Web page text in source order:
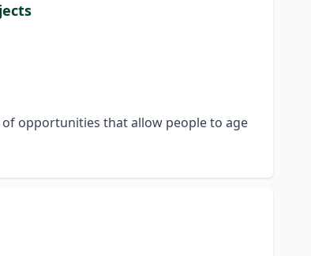
opportunities that allow people to age